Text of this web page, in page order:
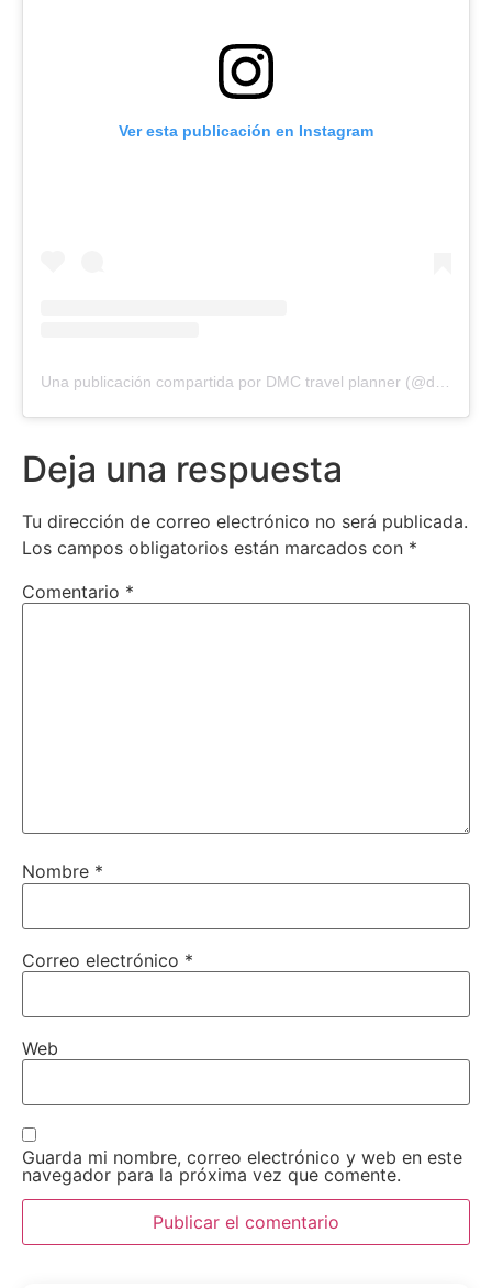
Ver esta publicación en Instagram
Deja una respuesta
Tu dirección de correo electrónico no será publicada.
Los campos obligatorios están marcados con *
Comentario *
Nombre *
Correo electrónico *
Web
Guarda mi nombre, correo electrónico y web en este
navegador para la próxima vez que comente.